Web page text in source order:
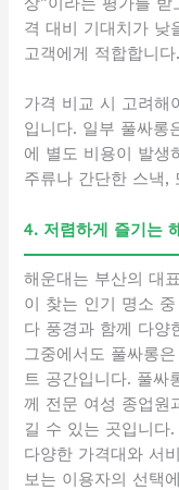
격 대비 기대치가 낮
고객에게 적합합니다.
가격 비교 시 고려해
입니다. 일부 풀싸롱
에 별도 비용이 발생
주류나 간단한 스낵,
4. 저렴하게 즐기는
해운대는 부산의 대
이 찾는 인기 명소
다 풍경과 함께 다양
그중에서도 풀싸롱
트 공간입니다. 풀싸
께 전문 여성 종업원
길 수 있는 곳입니다
다양한 가격대와 서
보는 이용자의 선택